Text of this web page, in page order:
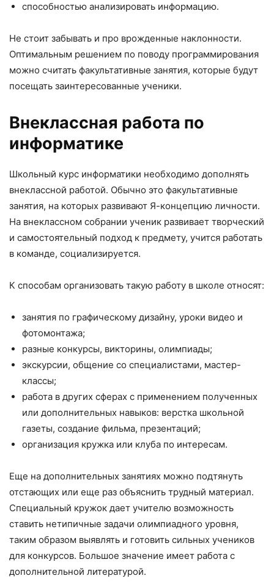
способностью анализировать информацию.
Не стоит забывать и про врожденные наклонности.
Оптимальным решением по поводу программирования
можно считать факультативные занятия, которые будут
посещать заинтересованные ученики.
Внеклассная работа по
информатике
Школьный курс информатики необходимо дополнять
внеклассной работой. Обычно это факультативные
занятия, на которых развивают Я-концепцию личности.
На внеклассном собрании ученик развивает творческий
и самостоятельный подход к предмету, учится работать
в команде, социализируется.
К способам организовать такую работу в школе относят:
занятия по графическому дизайну, уроки видео и
фотомонтажа;
разные конкурсы, викторины, олимпиады;
экскурсии, общение со специалистами, мастер-
классы;
работа в других сферах с применением полученных
или дополнительных навыков: верстка школьной
газеты, создание фильма, презентаций;
организация кружка или клуба по интересам.
Еще на дополнительных занятиях можно подтянуть
отстающих или еще раз объяснить трудный материал.
Специальный кружок дает учителю возможность
ставить нетипичные задачи олимпиадного уровня,
таким образом выявлять и готовить сильных учеников
для конкурсов. Большое значение имеет работа с
дополнительной литературой.